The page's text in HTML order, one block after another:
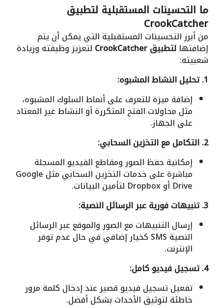
ما التحسينات المستقبلية لتطبيق
CrookCatcher
من أبرز التحسينات المستقبلية التي يمكن أن يتم
إضافتها لتطبيق CrookCatcher لتعزيز وظيفته وزيادة
شعبيته:
1. تحليل النشاط المشبوه:
إضافة ميزة للتعرف على أنماط السلوك المشبوه،
مثل محاولات الفتح المتكررة أو النشاط غير المعتاد
على الجهاز.
2. التكامل مع التخزين السحابي:
إمكانية حفظ الصور ومقاطع الفيديو المسجلة
مباشرة على خدمات التخزين السحابي مثل Google
Drive أو Dropbox لتأمين البيانات.
3. تنبيهات فورية عبر الرسائل النصية:
إرسال التنبيهات مع الصور والموقع عبر الرسائل
النصية SMS كخيار إضافي في حال عدم توفر
الإنترنت.
4. تسجيل فيديو كامل:
تفعيل تسجيل فيديو قصير عند إدخال كلمة مرور
خاطئة لتوثيق الأحداث بشكل أفضل.